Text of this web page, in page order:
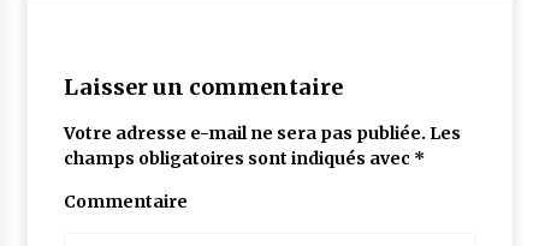
Laisser un commentaire
Votre adresse e-mail ne sera pas publiée. Les
champs obligatoires sont indiqués avec *
Commentaire